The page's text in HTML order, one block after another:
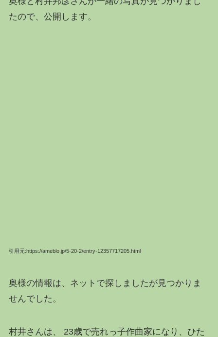
たので、公開します。
引用元:https://ameblo.jp/5-20-2/entry-12357717205.html
奥様の情報は、ネットで探しましたが見つかりま
せんでした。
村井さんは、 23歳で売れっ子作曲家になり、ひた